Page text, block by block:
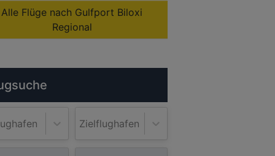
Alle Flüge nach Gulfport Biloxi
Regional
Zielflughafen